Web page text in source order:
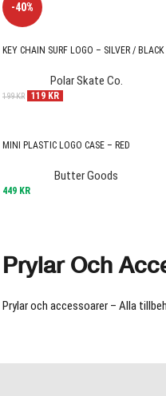
-40%
KEY CHAIN SURF LOGO – SILVER / BLACK
Polar Skate Co.
199KR 119 KR
MINI PLASTIC LOGO CASE – RED
Butter Goods
449 KR
Prylar Och
Prylar och accessoarer – Alla